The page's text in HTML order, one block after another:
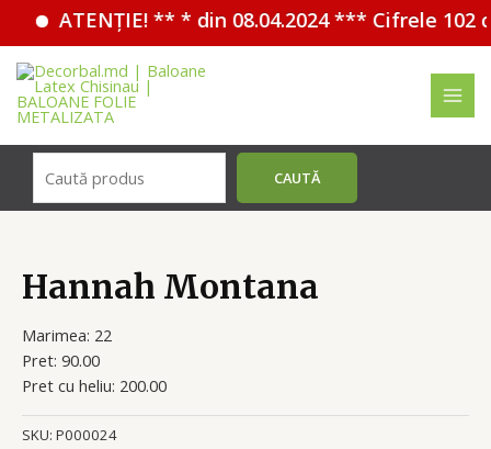
ATENȚIE! ** * din 08.04.2024 *** Cifrele 102
Перейти
содержимому
CAUTĂ
Hannah Montana
Marimea: 22
Pret: 90.00
Pret cu heliu: 200.00
SKU: P000024